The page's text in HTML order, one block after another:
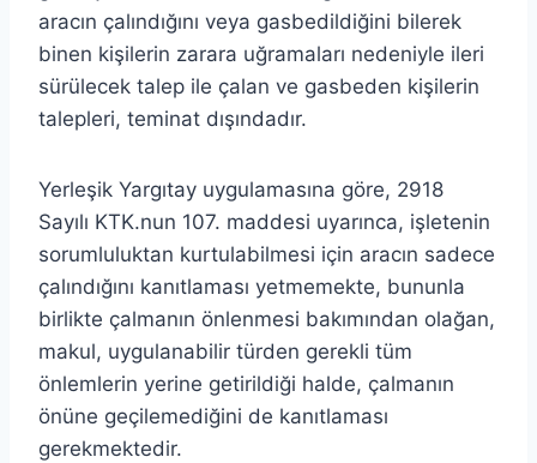
aracın çalındığını veya gasbedildiğini bilerek
binen kişilerin zarara uğramaları nedeniyle ileri
sürülecek talep ile çalan ve gasbeden kişilerin
talepleri, teminat dışındadır.
Yerleşik Yargıtay uygulamasına göre, 2918
Sayılı KTK.nun 107. maddesi uyarınca, işletenin
sorumluluktan kurtulabilmesi için aracın sadece
çalındığını kanıtlaması yetmemekte, bununla
birlikte çalmanın önlenmesi bakımından olağan,
makul, uygulanabilir türden gerekli tüm
önlemlerin yerine getirildiği halde, çalmanın
önüne geçilemediğini de kanıtlaması
gerekmektedir.